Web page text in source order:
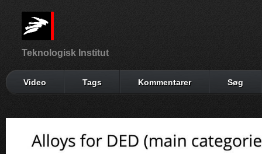
Teknologisk Institut
Video Tags Kommentarer Søg